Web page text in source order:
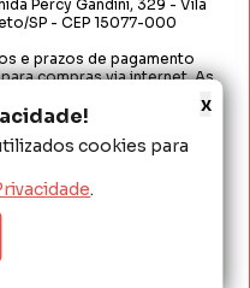
cookies para
.
x
Percy Gandini, 329 - Vila
SP - CEP 15077-000
e prazos de pagamento
compras via internet. As
sem nossa autorização.
site, o valor válido é o do
de pagamento
Ofertas válidas até o
Vendas sujeitas à
de dados.